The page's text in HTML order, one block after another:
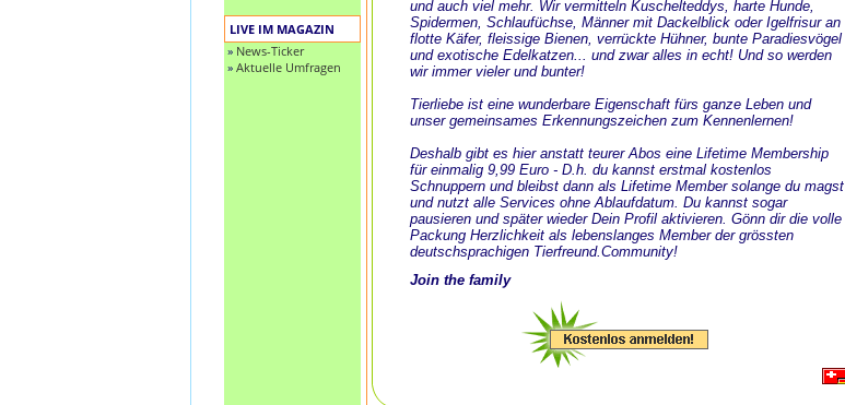
LIVE IM MAGAZIN
» News-Ticker
» Aktuelle Umfragen
und auch viel mehr. Wir vermitteln Kuschelteddys, harte Hunde,
Spidermen, Schlaufüchse, Männer mit Dackelblick oder Igelfrisur an
flotte Käfer, fleissige Bienen, verrückte Hühner, bunte Paradiesvögel
und exotische Edelkatzen... und zwar alles in echt! Und so werden
wir immer vieler und bunter!
Tierliebe ist eine wunderbare Eigenschaft fürs ganze Leben und
unser gemeinsames Erkennungszeichen zum Kennenlernen!
Deshalb gibt es hier anstatt teurer Abos eine Lifetime Membership
für einmalig 9,99 Euro - D.h. du kannst erstmal kostenlos
Schnuppern und bleibst dann als Lifetime Member solange du magst
und nutzt alle Services ohne Ablaufdatum. Du kannst sogar
pausieren und später wieder Dein Profil aktivieren. Gönn dir die volle
Packung Herzlichkeit als lebenslanges Member der grössten
deutschsprachigen Tierfreund.Community!
Join the family